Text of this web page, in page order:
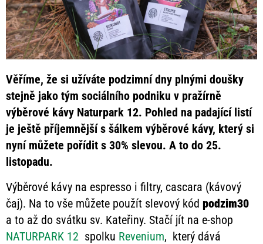
Věříme, že si užíváte podzimní dny plnými doušky
stejně jako tým sociálního podniku v pražírně
výběrové kávy Naturpark 12. Pohled na padající listí
je ještě příjemnější s šálkem výběrové kávy, který si
nyní můžete pořídit s 30% slevou. A to do 25.
listopadu.
Výběrové kávy na espresso i filtry, cascara (kávový
čaj). Na to vše můžete použít slevový kód podzim30
a to až do svátku sv. Kateřiny. Stačí jít na e-shop
NATURPARK 12 spolku Revenium, který dává